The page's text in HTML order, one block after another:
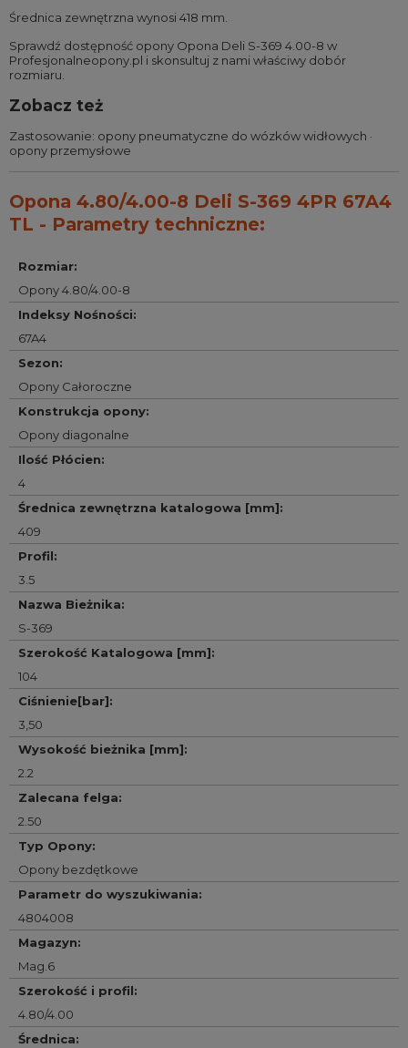
Średnica zewnętrzna wynosi 418 mm.
Sprawdź dostępność opony Opona Deli S-369 4.00-8 w
Profesjonalneopony.pl i skonsultuj z nami właściwy dobór
rozmiaru.
Zobacz też
Zastosowanie: opony pneumatyczne do wózków widłowych ·
opony przemysłowe
Opona 4.80/4.00-8 Deli S-369 4PR 67A4
TL - Parametry techniczne:
Rozmiar:
Opony 4.80/4.00-8
Indeksy Nośności:
67A4
Sezon:
Opony Całoroczne
Konstrukcja opony:
Opony diagonalne
Ilość Płócien:
4
Średnica zewnętrzna katalogowa [mm]:
409
Profil:
3.5
Nazwa Bieżnika:
S-369
Szerokość Katalogowa [mm]:
104
Ciśnienie[bar]:
3,50
Wysokość bieżnika [mm]:
2.2
Zalecana felga:
2.50
Typ Opony:
Opony bezdętkowe
Parametr do wyszukiwania:
4804008
Magazyn:
Mag.6
Szerokość i profil:
4.80/4.00
Średnica: